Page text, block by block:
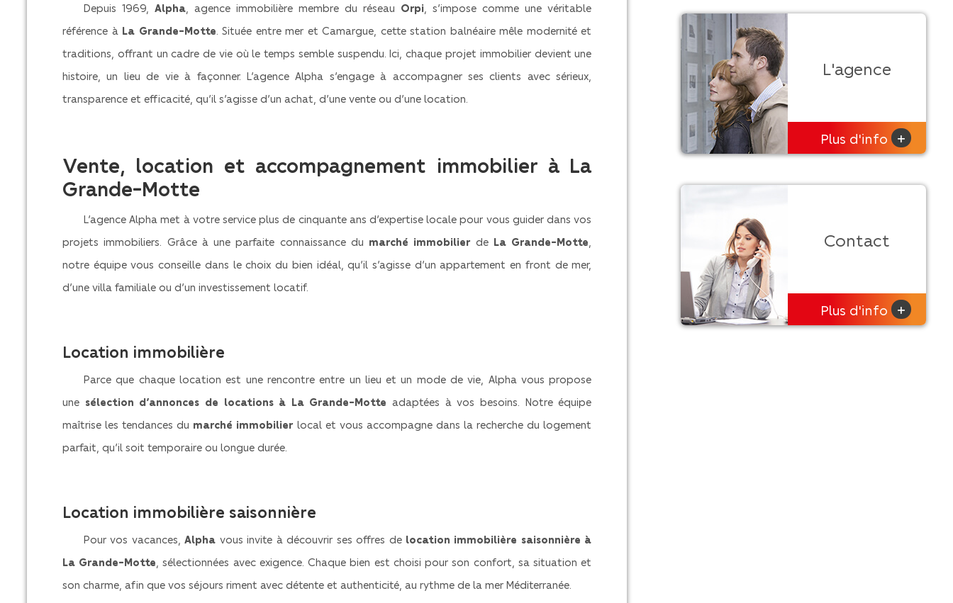
Depuis 1969,Alpha, agence immobilière membre du réseau Orpi, s’impose comme une véritable
référence à La Grande-Motte. Située entre mer et Camargue, cette station balnéaire mêle modernité et
traditions, offrant un cadre de vie où le temps semble suspendu. Ici, chaque projet immobilier devient une
histoire, un lieu de vie à façonner. L’agence Alpha s’engage à accompagner ses clients avec sérieux,
transparence et efficacité, qu’il s’agisse d’un achat, d’une vente ou d’une location.
Vente, location et accompagnement immobilier à La
Grande-Motte
L’agence Alpha met à votre service plus de cinquante ans d’expertise locale pour vous guider dans vos
projets immobiliers. Grâce à une parfaite connaissance du marché immobilier de La Grande-Motte,
notre équipe vous conseille dans le choix du bien idéal, qu’il s’agisse d’un appartement en front de mer,
d’une villa familiale ou d’un investissement locatif.
Location immobilière
Parce que chaque location est une rencontre entre un lieu et un mode de vie, Alpha vous propose
une sélection d’annonces de locations à La Grande-Motte adaptées à vos besoins. Notre équipe
maîtrise les tendances du marché immobilier local et vous accompagne dans la recherche du logement
parfait, qu’il soit temporaire ou longue durée.
Location immobilière saisonnière
Pour vos vacances,Alpha vous invite à découvrir ses offres de location immobilière saisonnière à
La Grande-Motte, sélectionnées avec exigence. Chaque bien est choisi pour son confort, sa situation et
son charme, afin que vos séjours riment avec détente et authenticité, au rythme de la mer Méditerranée.
L'agence
Plus d'info +
Contact
Plus d'info +